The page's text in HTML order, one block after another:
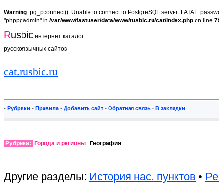
Warning: pg_pconnect(): Unable to connect to PostgreSQL server: FATAL:
"phppgadmin" in /var/www/fastuser/data/www/rusbic.ru/cat/index.php on line
Rusbic интернет каталог
русскоязычных сайтов
cat.rusbic.ru
• Рубрики • Правила • Добавить сайт • Обратная связь • В закладки
Рубрика: Города и регионы География
Другие разделы: История нас. пунктов •